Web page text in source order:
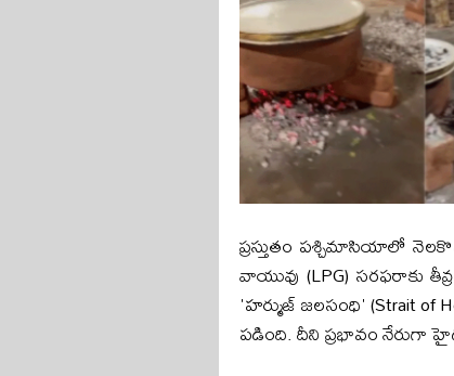
ప్రస్తుతం పశ్చిమాసియాలో
వాయువు (LPG) సరఫరాకు
'హర్ముజ్ జలసంధి' (Strait
పడింది. దీని ప్రభావం నేరుగా